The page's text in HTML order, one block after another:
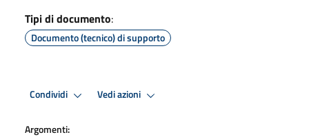
Tipi di documento:
Documento (tecnico) di supporto
Condividi Vedi azioni
Argomenti: